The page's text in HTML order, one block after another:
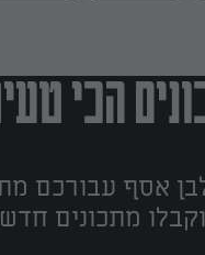
הכי
אסף עבורכם
מתכונים